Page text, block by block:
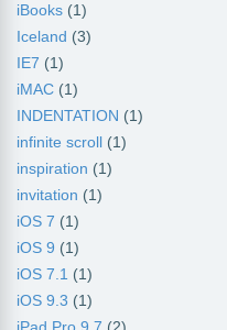
iBooks (1)
Iceland (3)
IE7 (1)
iMAC (1)
INDENTATION (1)
infinite scroll (1)
inspiration (1)
invitation (1)
iOS 7 (1)
iOS 9 (1)
iOS 7.1 (1)
iOS 9.3 (1)